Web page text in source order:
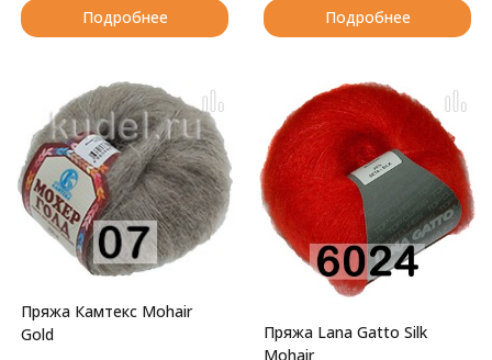
Подробнее Подробнее
Пряжа Камтекс Mohair
Gold
Пряжа Lana Gatto Silk
Mohair